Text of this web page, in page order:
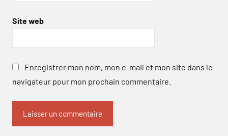
Site web
Enregistrer mon nom, mon e-mail et mon site dans le
navigateur pour mon prochain commentaire.